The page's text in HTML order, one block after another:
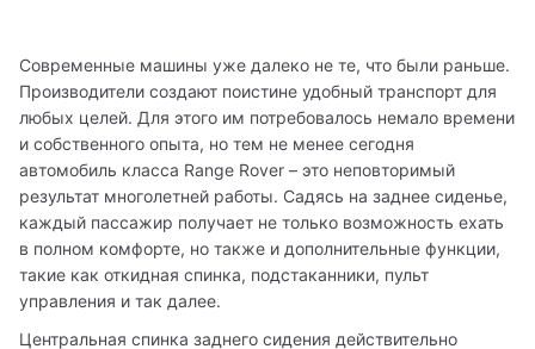
Современные машины уже далеко не те, что были раньше.
Производители создают поистине удобный транспорт для
любых целей. Для этого им потребовалось немало времени
и собственного опыта, но тем не менее сегодня
автомобиль класса Range Rover – это неповторимый
результат многолетней работы. Садясь на заднее сиденье,
каждый пассажир получает не только возможность ехать
в полном комфорте, но также и дополнительные функции,
такие как откидная спинка, подстаканники, пульт
Центральная спинка заднего сидения действительно